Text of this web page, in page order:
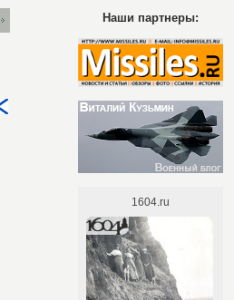
Наши партнеры: